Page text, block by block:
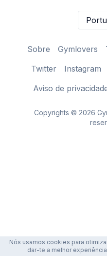
Sobre Gymlovers
Twitter
Instagram
Aviso de
Copyrights © 2026
Nós usamos cookies para
dar-te a melhor